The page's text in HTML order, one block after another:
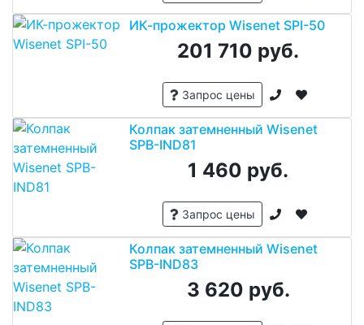
ИК-прожектор Wisenet SPI-50
201 710 руб.
Запрос цены
Колпак затемненный Wisenet
SPB-IND81
1 460 руб.
Запрос цены
Колпак затемненный Wisenet
SPB-IND83
3 620 руб.